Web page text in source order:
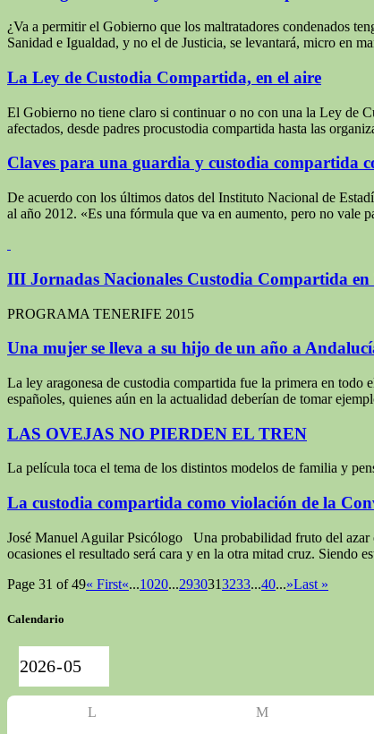
¿Va a permitir el Gobierno que los maltratadores condenados
Sanidad e Igualdad, y no el de Justicia, se levantará, micro en
La Ley de Custodia Compartida, en el aire
El Gobierno no tiene claro si continuar o no con una la Ley de
afectados, desde padres procustodia compartida hasta las
Claves para una guardia y custodia compartida
De acuerdo con los últimos datos del Instituto Nacional de
al año 2012. «Es una fórmula que va en aumento, pero no
III Jornadas Nacionales Custodia Compartida en
PROGRAMA TENERIFE 2015
Una mujer se lleva a su hijo de un año a
La ley aragonesa de custodia compartida fue la primera en
españoles, quienes aún en la actualidad deberían de tomar
LAS OVEJAS NO PIERDEN EL TREN
La película toca el tema de los distintos modelos de familia y
La custodia compartida como violación de la
José Manuel Aguilar Psicólogo Una probabilidad fruto del azar
ocasiones el resultado será cara y en la otra mitad cruz. Siendo
Page 31 of 49« First«...1020...2930313233...40...»Last »
Calendario
L M